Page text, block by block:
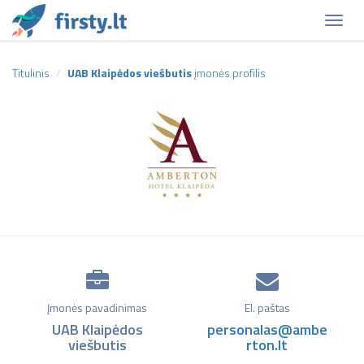
Titulinis UAB Klaipėdos viešbutisįmonės profilis
Įmonės pavadinimas
UAB Klaipėdos
viešbutis
El. paštas
personalas@ambe
rton.lt